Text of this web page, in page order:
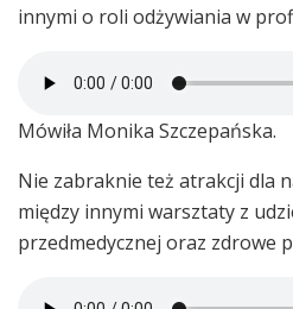
innymi o roli odżywiania w
Mówiła Monika Szczepańska.
Nie zabraknie też atrakcji dla
między innymi warsztaty z
przedmedycznej oraz zdrowe